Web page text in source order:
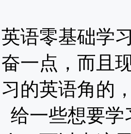
英语零基础学
奋一点，而且
习的英语角的
给一些想要学